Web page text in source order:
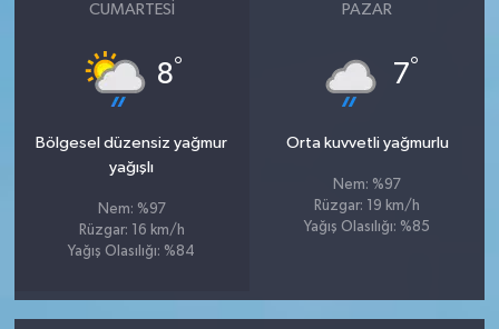
CUMARTESI
8°
Bölgesel düzensiz yağmur
yağışlı
Nem: %97
Rüzgar: 16 km/h
Yağış Olasılığı: %84
PAZAR
7°
Orta kuvvetli yağmurlu
Nem: %97
Rüzgar: 19 km/h
Yağış Olasılığı: %85